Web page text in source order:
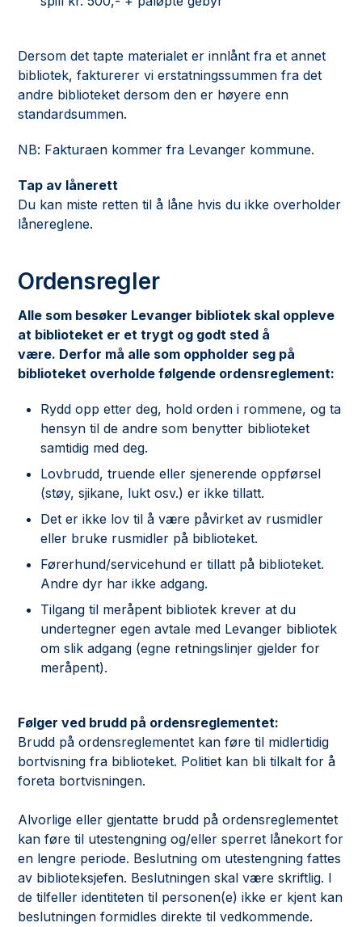
Dersom det tapte materialet er innlånt fra et annet
bibliotek, fakturerer vi erstatningssummen fra det
andre biblioteket dersom den er høyere enn
standardsummen.
NB: Fakturaen kommer fra Levanger kommune.
Tap av lånerett
Du kan miste retten til å låne hvis du ikke overholder
lånereglene.
Ordensregler
Alle som besøker Levanger bibliotek skal oppleve
at biblioteket er et trygt og godt sted å
være. Derfor må alle som oppholder seg på
biblioteket overholde følgende ordensreglement:
Rydd opp etter deg, hold orden i rommene, og ta
hensyn til de andre som benytter biblioteket
samtidig med deg.
Lovbrudd, truende eller sjenerende oppførsel
(støy, sjikane, lukt osv.) er ikke tillatt.
Det er ikke lov til å være påvirket av rusmidler
eller bruke rusmidler på biblioteket.
Førerhund/servicehund er tillatt på biblioteket.
Andre dyr har ikke adgang.
Tilgang til meråpent bibliotek krever at du
undertegner egen avtale med Levanger bibliotek
om slik adgang (egne retningslinjer gjelder for
meråpent).
Følger ved brudd på ordensreglementet:
Brudd på ordensreglementet kan føre til midlertidig
bortvisning fra biblioteket. Politiet kan bli tilkalt for å
foreta bortvisningen.
Alvorlige eller gjentatte brudd på ordensreglementet
kan føre til utestengning og/eller sperret lånekort for
en lengre periode. Beslutning om utestengning fattes
av biblioteksjefen. Beslutningen skal være skriftlig. I
de tilfeller identiteten til personen(e) ikke er kjent kan
beslutningen formidles direkte til vedkommende.